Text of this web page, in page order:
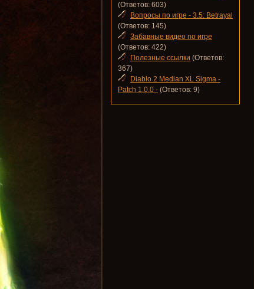
(Ответов: 603)
Вопросы по игре - 3.5: Betrayal
(Ответов: 145)
Забавные видео по игре
(Ответов: 422)
Полезные ссылки (Ответов:
367)
Diablo 2 Median XL Sigma -
Patch 1.0.0 - (Ответов: 9)